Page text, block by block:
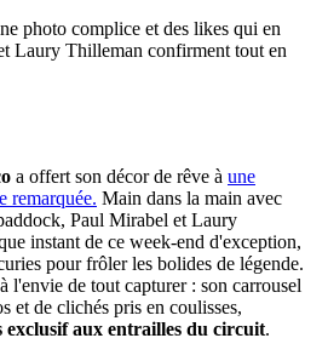
photo complice et des likes qui en
Laury Thilleman confirment tout en
a offert son décor de rêve à une
remarquée. Main dans la main avec
Paul Mirabel et Laury
instant de ce week-end d'exception,
pour frôler les bolides de légende.
l'envie de tout capturer : son carrousel
et de clichés pris en coulisses,
exclusif aux entrailles du circuit.